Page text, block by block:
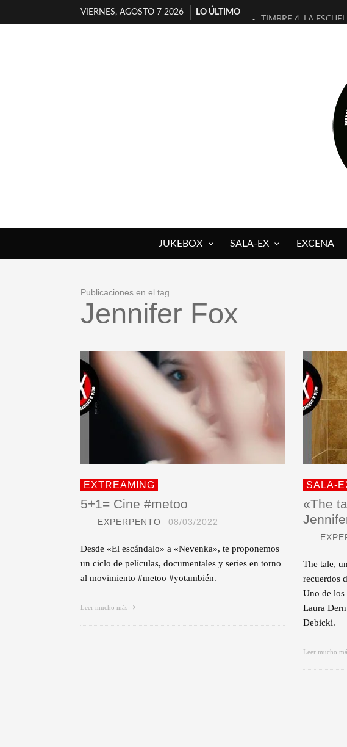
VIERNES, AGOSTO 7 2026
LO ÚLTIMO
TIMBRE 4, LA
MILITARES JUDÍAS
D’BALDOMEROS
MARSHALL FLASH
JOFRE BARDAGÍ EN
YORCH PRESENTA
MAGALÍ SARE NOS
«NO TENGO PUTOS
JUKEBOX SALA-EX EXCENA
Publicaciones en el tag
Jennifer Fox
EXTREAMING
5+1= Cine #metoo
EXPERPENTO 08/03/2022
Desde «El escándalo» a «Nevenka», te proponemos
un ciclo de películas, documentales y series en torno
al movimiento #metoo #yotambién.
Leer mucho más
SALA-
«The
The tale,
recuerdos
Uno de los
Laura
Debicki.
Leer mucho